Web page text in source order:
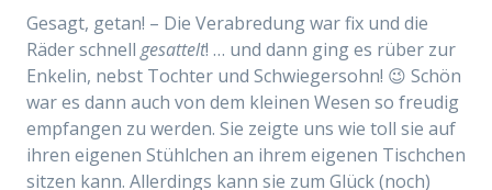
Gesagt, getan! – Die Verabredung war fix und die
Räder schnell gesattelt! … und dann ging es rüber zur
Enkelin, nebst Tochter und Schwiegersohn! 😉 Schön
war es dann auch von dem kleinen Wesen so freudig
empfangen zu werden. Sie zeigte uns wie toll sie auf
ihren eigenen Stühlchen an ihrem eigenen Tischchen
sitzen kann. Allerdings kann sie zum Glück (noch)